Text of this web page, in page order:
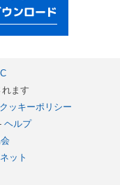
ます
クッキーポリシー
ヘルプ
ット